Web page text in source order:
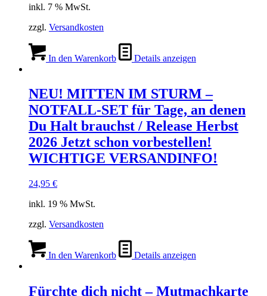
inkl. 7 % MwSt.
zzgl. Versandkosten
In den Warenkorb Details anzeigen
NEU! MITTEN IM STURM –
NOTFALL-SET für Tage, an denen
Du Halt brauchst / Release Herbst
2026 Jetzt schon vorbestellen!
WICHTIGE VERSANDINFO!
24,95 €
inkl. 19 % MwSt.
zzgl. Versandkosten
In den Warenkorb Details anzeigen
Fürchte dich nicht – Mutmachkarte